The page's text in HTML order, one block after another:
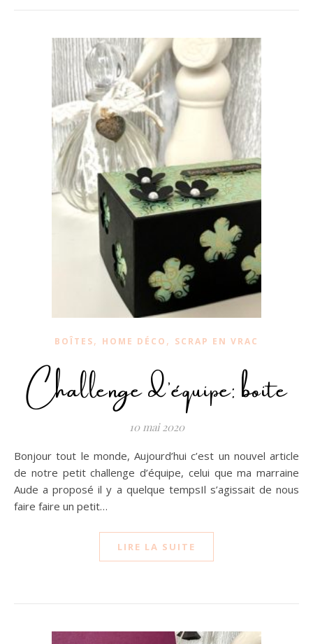
BOÎTES, HOME DÉCO , SCRAP EN VRAC
Challenge d’équipe: boite
10 mai 2020
Bonjour tout le monde, Aujourd’hui c’est un nouvel article
de notre petit challenge d’équipe, celui que ma marraine
Aude a proposé il y a quelque tempsIl s’agissait de nous
faire faire un petit…
LIRE LA SUITE